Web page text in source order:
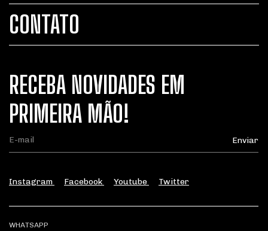
CONTATO
RECEBA NOVIDADES EM
PRIMEIRA MÃO!
Instagram Facebook Youtube Twitter
WHATSAPP